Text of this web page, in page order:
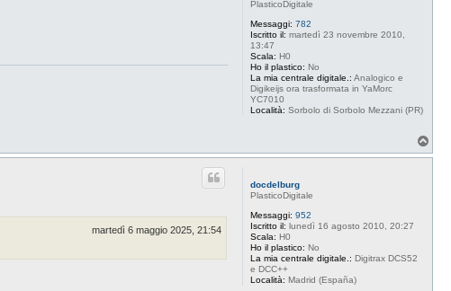
t
t
a
PlasticoDigitale
Messaggi: 782
Iscritto il: martedì 23 novembre 2010,
13:47
Scala: H0
Ho il plastico: No
La mia centrale digitale.: Analogico e
Digikeijs ora trasformata in YaMorc
YC7010
Località: Sorbolo di Sorbolo Mezzani (PR)
o
docdelburg
PlasticoDigitale
Messaggi: 952
Iscritto il: lunedì 16 agosto 2010, 20:27
Scala: H0
Ho il plastico: No
La mia centrale digitale.: Digitrax DCS52
e DCC++
Località: Madrid (España)
martedì 6 maggio 2025, 21:54